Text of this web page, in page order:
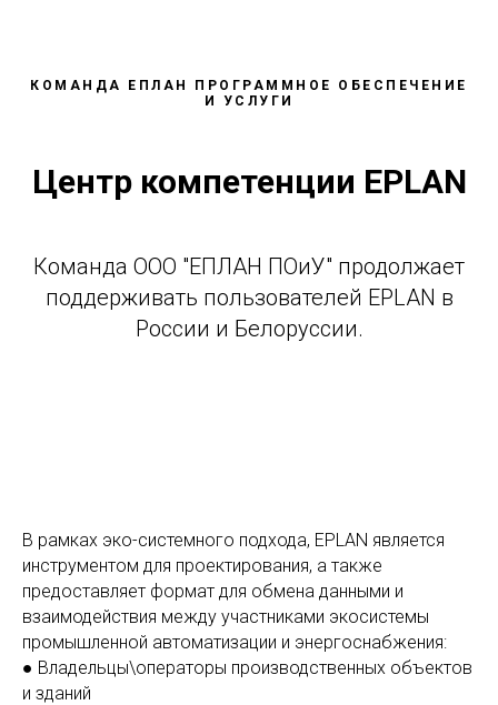
КОМАНДА ЕПЛАН ПРОГРАММНОЕ ОБЕСПЕЧЕНИЕ
И УСЛУГИ
Центр компетенции EPLAN
Команда ООО "ЕПЛАН ПОиУ" продолжает
поддерживать пользователей EPLAN в
России и Белоруссии.
В рамках эко-системного подхода, EPLAN является
инструментом для проектирования, а также
предоставляет формат для обмена данными и
взаимодействия между участниками экосистемы
промышленной автоматизации и энергоснабжения:
● Владельцы\операторы производственных объектов
и зданий